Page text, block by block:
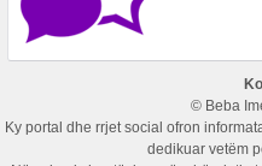
© Beba
Ky portal dhe rrjet social ofron
dedikuar vetëm